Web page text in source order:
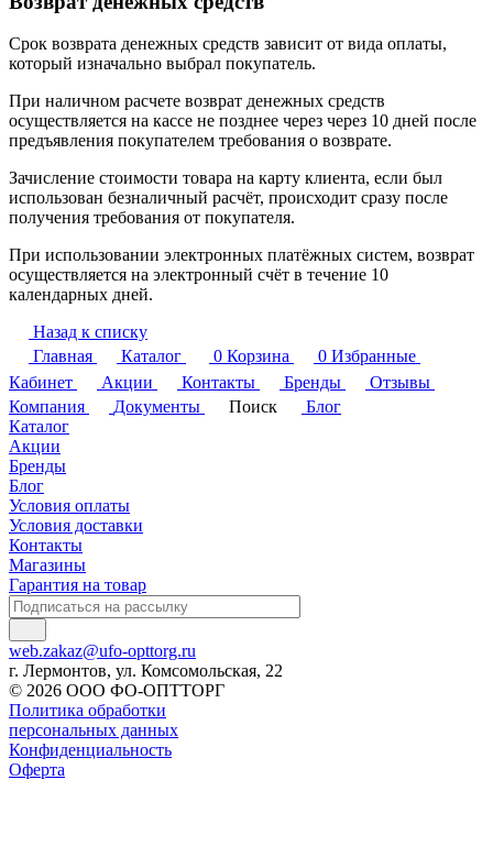
Срок возврата денежных средств зависит от вида оплаты,
который изначально выбрал покупатель.
При наличном расчете возврат денежных средств
осуществляется на кассе не позднее через через 10 дней после
предъявления покупателем требования о возврате.
Зачисление стоимости товара на карту клиента, если был
использован безналичный расчёт, происходит сразу после
получения требования от покупателя.
При использовании электронных платёжных систем, возврат
осуществляется на электронный счёт в течение 10
календарных дней.
Назад к списку
Главная
Каталог 0 Корзина 0 Избранные
Кабинет
Акции Контакты Бренды
Отзывы
Компания
Документы Поиск
Блог
Каталог
Акции
Бренды
Блог
Условия оплаты
Условия доставки
Контакты
Магазины
Гарантия на товар
web.zakaz@ufo-opttorg.ru
г. Лермонтов, ул. Комсомольская, 22
© 2026 ООО ФО-ОПТТОРГ
Политика обработки
персональных данных
Конфиденциальность
Оферта